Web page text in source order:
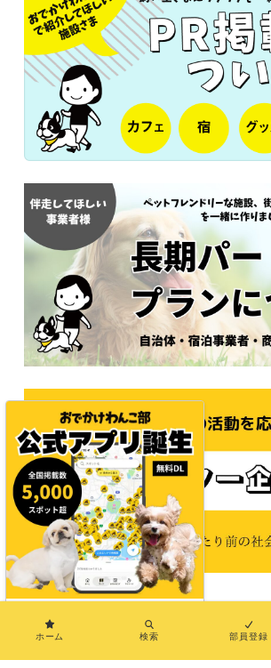
© 2021おでかけわんこ部
ホーム 検索 部員登録